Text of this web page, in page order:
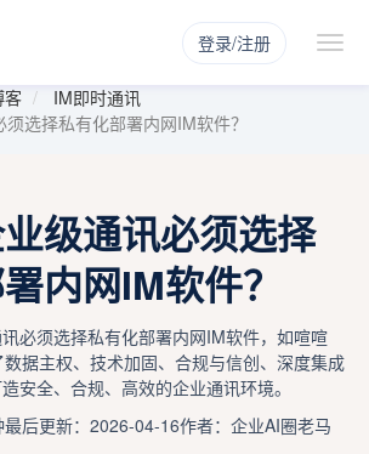
登录/注册
客
IM即时通讯
选择私有化部署内网IM软件？
级通讯必须选择
内网IM软件？
必须选择私有化部署内网IM软件，如喧喧
据主权、技术加固、合规与信创、深度集成
安全、合规、高效的企业通讯环境。
最后更新：2026-04-16作者：企业AI圈老马